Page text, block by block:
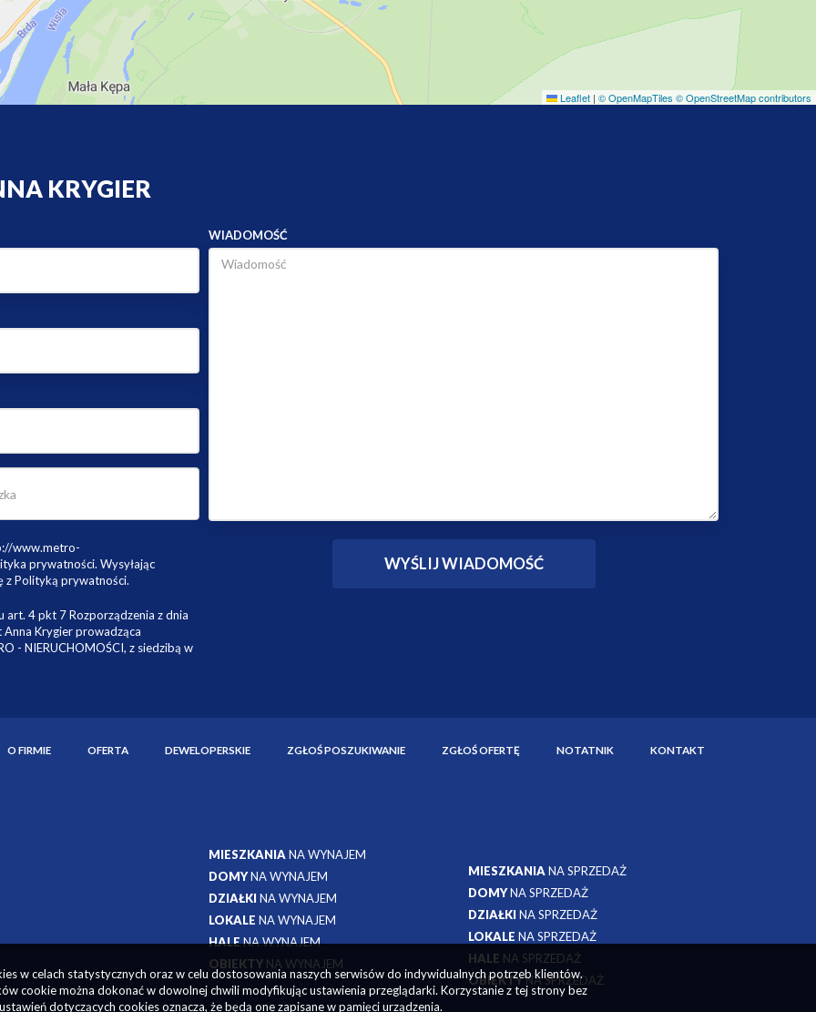
Leaflet | © OpenMapTiles © OpenStreetMap contributors
KRYGIER
www.metro-
prywatności. Wysyłając
z Polityką prywatności.
art. 4 pkt 7 Rozporządzenia z dnia
Krygier prowadząca
- NIERUCHOMOŚCI, z siedzibą w
WIADOMOŚĆ
O FIRMIE OFERTA DEWELOPERSKIE ZGŁOŚ POSZUKIWANIE ZGŁOŚ OFERTĘ NOTATNIK KONTAKT
MIESZKANIA NA WYNAJEM
DOMYNA WYNAJEM
DZIAŁKI NA WYNAJEM
LOKALE NA WYNAJEM
HALENA WYNAJEM
OBIEKTY NA WYNAJEM
MIESZKANIA NA SPRZEDAŻ
DOMYNA SPRZEDAŻ
DZIAŁKI NA SPRZEDAŻ
LOKALE NA SPRZEDAŻ
HALE NA SPRZEDAŻ
OBIEKTYNA SPRZEDAŻ
w celach statystycznych oraz w celu dostosowania naszych serwisów do indywidualnych potrzeb klientów.
cookie można dokonać w dowolnej chwili modyfikując ustawienia przeglądarki. Korzystanie z tej strony bez
dotyczących cookies oznacza, że będą one zapisane w pamięci urządzenia.